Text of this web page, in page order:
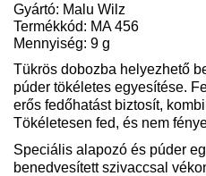
Gyártó: Malu Wilz
Termékkód: MA 456
Mennyiség: 9 g
Tükrös dobozba helyezhető
púder tökéletes egyesítése.
erős fedőhatást biztosít,
Tökéletesen fed, és nem
Speciális alapozó és púder
benedvesített szivaccsal